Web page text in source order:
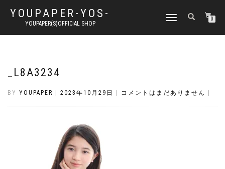
YOUPAPER-YOS-
YOUPAPER(S)OFFICIAL SHOP
ナ
ゲ
り
0
_L8A3234
BY YOUPAPER 2023年10月29日 コメントはまだありません